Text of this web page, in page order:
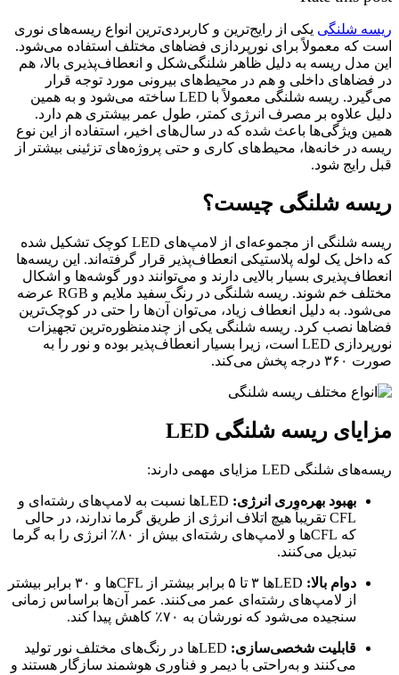
ریسه‌ شلنگی یکی از رایج‌ترین و کاربردی‌ترین انواع ریسه‌های نوری
است که معمولاً برای نورپردازی فضاهای مختلف استفاده می‌شود.
این مدل ریسه به دلیل ظاهر شلنگی‌شکل و انعطاف‌پذیری بالا، هم
در فضاهای داخلی و هم در محیط‌های بیرونی مورد توجه قرار
می‌گیرد. ریسه‌ شلنگی معمولاً با LED ساخته می‌شود و به همین
دلیل علاوه بر مصرف انرژی کمتر، طول عمر بیشتری هم دارد.
همین ویژگی‌ها باعث شده که در سال‌های اخیر، استفاده از این نوع
ریسه در خانه‌ها، محیط‌های کاری و حتی پروژه‌های تزئینی بیشتر از
قبل رایج شود.
ریسه شلنگی چیست؟
ریسه شلنگی از مجموعه‌ای از لامپ‌های LED کوچک تشکیل شده
که داخل یک لوله پلاستیکی انعطاف‌پذیر قرار گرفته‌اند. این ریسه‌ها
انعطاف‌پذیری بسیار بالایی دارند و می‌توانند دور گوشه‌ها و اشکال
مختلف خم شوند. ریسه شلنگی در رنگ سفید ملایم و RGB عرضه
می‌شود. به دلیل انعطاف زیاد، می‌توان آن‌ها را حتی در کوچک‌ترین
فضاها نصب کرد. ریسه شلنگی یکی از چندمنظوره‌ترین تجهیزات
نورپردازی LED است، زیرا بسیار انعطاف‌پذیر بوده و نور را به
صورت ۳۶۰ درجه پخش می‌کند.
مزایای ریسه شلنگی LED
ریسه‌های شلنگی LED مزایای مهمی دارند:
بهبود بهره‌وری انرژی:
LEDها نسبت به لامپ‌های رشته‌ای و
CFL تقریباً هیچ اتلاف انرژی از طریق گرما ندارند، در حالی
که CFLها و لامپ‌های رشته‌ای بیش از ۸۰٪ انرژی را به گرما
تبدیل می‌کنند.
دوام بالا:
LEDها ۳ تا ۵ برابر بیشتر از CFLها و ۳۰ برابر بیشتر
از لامپ‌های رشته‌ای عمر می‌کنند. عمر آن‌ها براساس زمانی
سنجیده می‌شود که نورشان به ۷۰٪ کاهش پیدا کند.
قابلیت شخصی‌سازی:
LEDها در رنگ‌های مختلف نور تولید
می‌کنند و به‌راحتی با دیمر و فناوری هوشمند سازگار هستند و